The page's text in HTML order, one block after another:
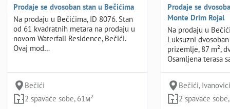
Prodaje se dvosoban stan u Bečićima
Na prodaju u Bečićima, ID 8076. Stan
od 61 kvadratnih metara na prodaju u
novom Waterfall Residence, Bečići.
Ovaj mod…
Bečići
2 spavaće sobe, 61м²
Prodaje se
Monte Drim Rojal
Na prodaju u
Luksuzni
prizemlje, 87 m²,
Osamljena terasa
Bečići, Ivanovici
2 spavaće